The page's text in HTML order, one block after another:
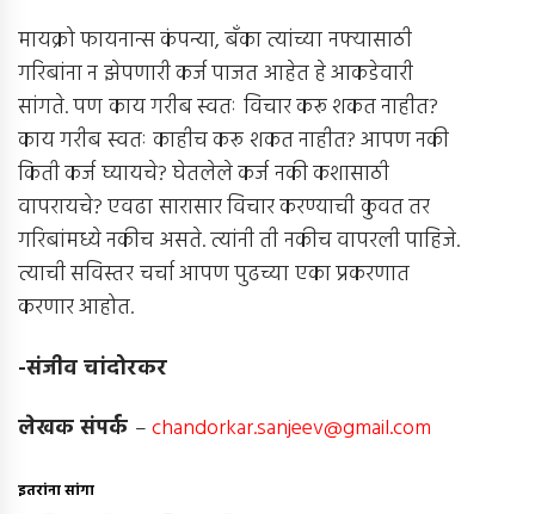
मायक्रो फायनान्स कंपन्या, बँका त्यांच्या नफ्यासाठी
गरिबांना न झेपणारी कर्ज पाजत आहेत हे आकडेवारी
सांगते. पण काय गरीब स्वतः विचार करू शकत नाहीत?
काय गरीब स्वतः काहीच करू शकत नाहीत? आपण नकी
किती कर्ज घ्यायचे? घेतलेले कर्ज नकी कशासाठी
वापरायचे? एवढा सारासार विचार करण्याची कुवत तर
गरिबांमध्ये नकीच असते. त्यांनी ती नकीच वापरली पाहिजे.
त्याची सविस्तर चर्चा आपण पुढच्या एका प्रकरणात
करणार आहोत.
-संजीव चांदोरकर
लेखक संपर्क –chandorkar.sanjeev@gmail.com
इतरांना सांगा